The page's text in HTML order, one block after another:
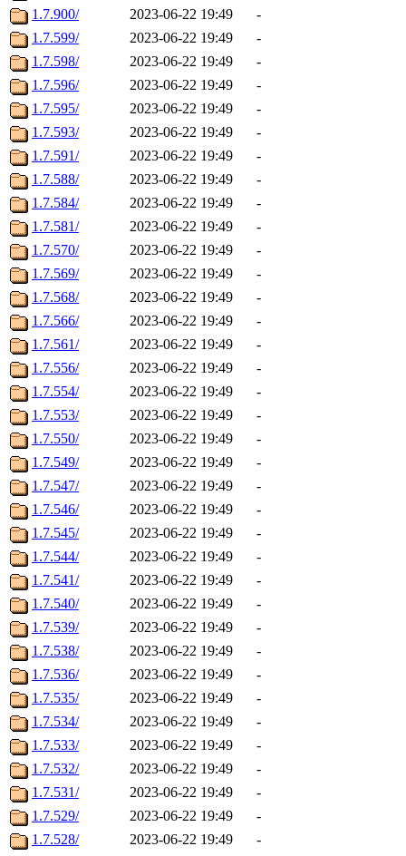
1.7.900/
2023-06-22 19:49
-
1.7.599/
2023-06-22 19:49
-
1.7.598/
2023-06-22 19:49
-
1.7.596/
2023-06-22 19:49
-
1.7.595/
2023-06-22 19:49
-
1.7.593/
2023-06-22 19:49
-
1.7.591/
2023-06-22 19:49
-
1.7.588/
2023-06-22 19:49
-
1.7.584/
2023-06-22 19:49
-
1.7.581/
2023-06-22 19:49
-
1.7.570/
2023-06-22 19:49
-
1.7.569/
2023-06-22 19:49
-
1.7.568/
2023-06-22 19:49
-
1.7.566/
2023-06-22 19:49
-
1.7.561/
2023-06-22 19:49
-
1.7.556/
2023-06-22 19:49
-
1.7.554/
2023-06-22 19:49
-
1.7.553/
2023-06-22 19:49
-
1.7.550/
2023-06-22 19:49
-
1.7.549/
2023-06-22 19:49
-
1.7.547/
2023-06-22 19:49
-
1.7.546/
2023-06-22 19:49
-
1.7.545/
2023-06-22 19:49
-
1.7.544/
2023-06-22 19:49
-
1.7.541/
2023-06-22 19:49
-
1.7.540/
2023-06-22 19:49
-
1.7.539/
2023-06-22 19:49
-
1.7.538/
2023-06-22 19:49
-
1.7.536/
2023-06-22 19:49
-
1.7.535/
2023-06-22 19:49
-
1.7.534/
2023-06-22 19:49
-
1.7.533/
2023-06-22 19:49
-
1.7.532/
2023-06-22 19:49
-
1.7.531/
2023-06-22 19:49
-
1.7.529/
2023-06-22 19:49
-
1.7.528/
2023-06-22 19:49
-